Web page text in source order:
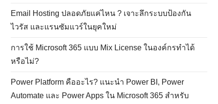
Email Hosting ปลอดภัยแค่ไหน ? เจาะลึกระบบป้องกัน
ไวรัส และแรนซัมแวร์ในยุคใหม่
การใช้ Microsoft 365 แบบ Mix License ในองค์กรทำได้
หรือไม่?
Power Platform คืออะไร? แนะนำ Power BI, Power
Automate และ Power Apps ใน Microsoft 365 สำหรับ